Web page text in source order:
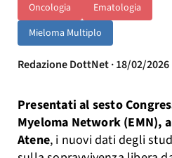
Oncologia
Ematologia
Mieloma Multiplo
Redazione DottNet · 18/02/2026
Presentati al sesto
Myeloma Network (EMN),
Atene, i nuovi dati degli studi